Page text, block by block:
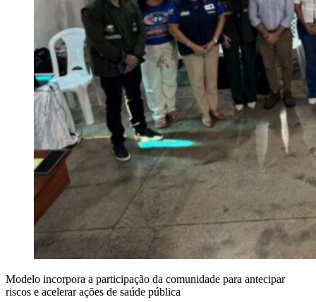
Modelo incorpora a participação da comunidade para antecipar
riscos e acelerar ações de saúde pública